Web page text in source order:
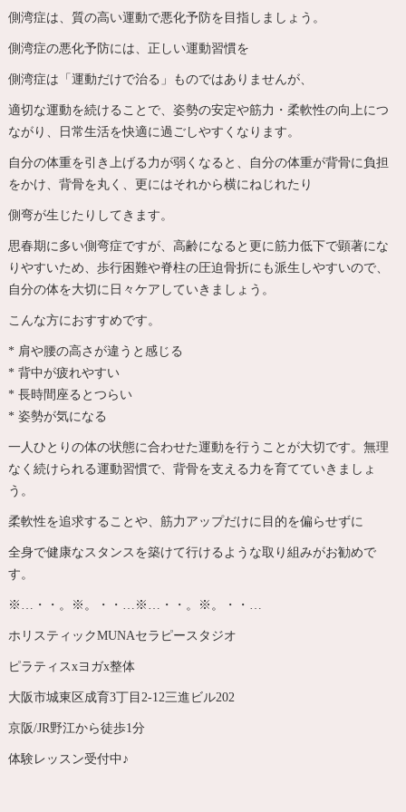
側湾症は、質の高い運動で悪化予防を目指しましょう。
側湾症の悪化予防には、正しい運動習慣を
側湾症は「運動だけで治る」ものではありませんが、
適切な運動を続けることで、姿勢の安定や筋力・柔軟性の向上につ
ながり、日常生活を快適に過ごしやすくなります。
自分の体重を引き上げる力が弱くなると、自分の体重が背骨に負担
をかけ、背骨を丸く、更にはそれから横にねじれたり
側弯が生じたりしてきます。
思春期に多い側弯症ですが、高齢になると更に筋力低下で顕著にな
りやすいため、歩行困難や脊柱の圧迫骨折にも派生しやすいので、
自分の体を大切に日々ケアしていきましょう。
こんな方におすすめです。
* 肩や腰の高さが違うと感じる
* 背中が疲れやすい
* 長時間座るとつらい
* 姿勢が気になる
一人ひとりの体の状態に合わせた運動を行うことが大切です。無理
なく続けられる運動習慣で、背骨を支える力を育てていきましょ
う。
柔軟性を追求することや、筋力アップだけに目的を偏らせずに
全身で健康なスタンスを築けて行けるような取り組みがお勧めで
す。
※…・・。※。・・…※…・・。※。・・…
ホリスティックMUNAセラピースタジオ
ピラティスxヨガx整体
大阪市城東区成育3丁目2-12三進ビル202
京阪/JR野江から徒歩1分
体験レッスン受付中♪